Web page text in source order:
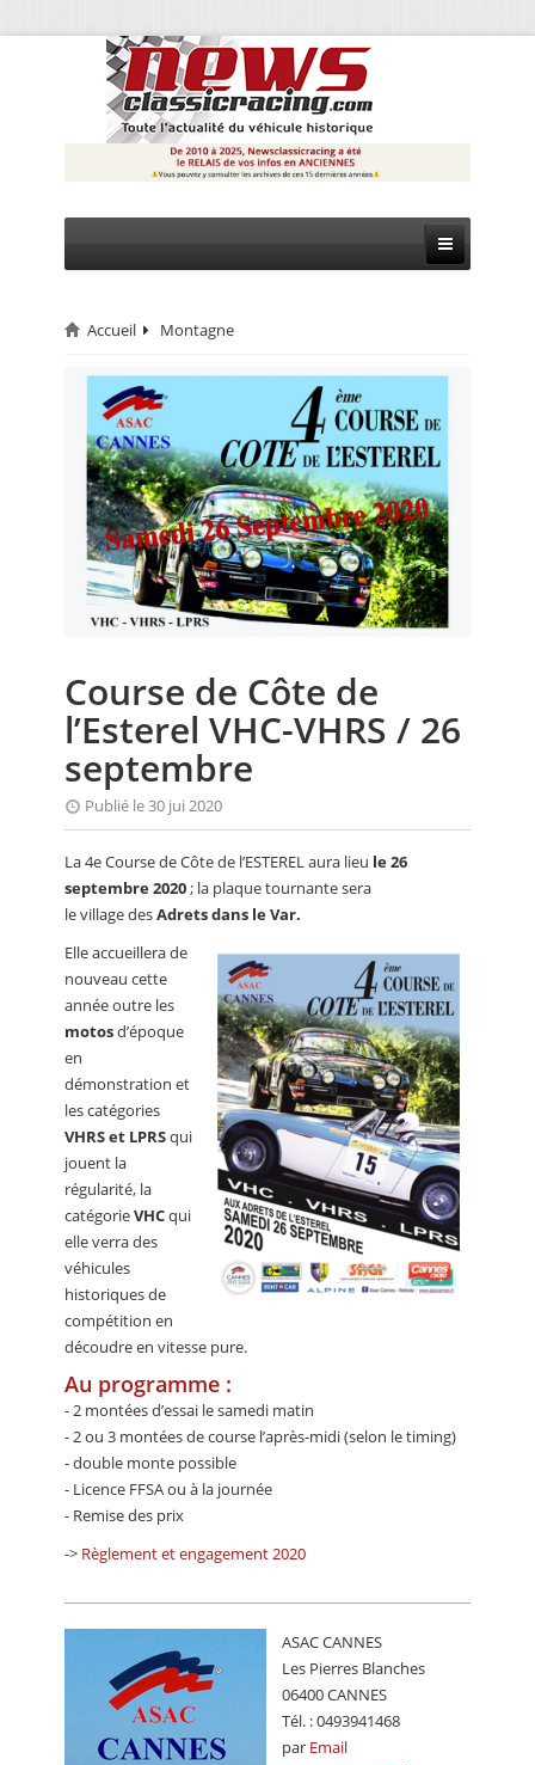
CIRCUIT
RALLYE
MONTAGNE
EVÈNEMENTS
CALENDRIER
FOCUS
ANNUAIRES
PETITES ANNONCES
Accueil Montagne
Course de Côte de
l’Esterel VHC-VHRS / 26
septembre
Publié le 30 jui 2020
La 4e Course de Côte de l’ESTEREL aura lieu le 26
septembre 2020; la plaque tournante sera
le village desAdrets dans le Var.
Elle accueillera de
nouveau cette
année outre les
motosd’époque
en
démonstration et
les catégories
VHRS et LPRSqui
jouent la
régularité, la
catégorieVHCqui
elle verra des
véhicules
historiques de
compétition en
découdre en vitesse pure.
Au programme :
- 2 montées d’essai le samedi matin
- 2 ou 3 montées de course l’après-midi (selon le timing)
- double monte possible
- Licence FFSA ou à la journée
- Remise des prix
-> Règlement et engagement 2020
ASAC CANNES
Les Pierres Blanches
06400 CANNES
Tél. : 0493941468
par Email